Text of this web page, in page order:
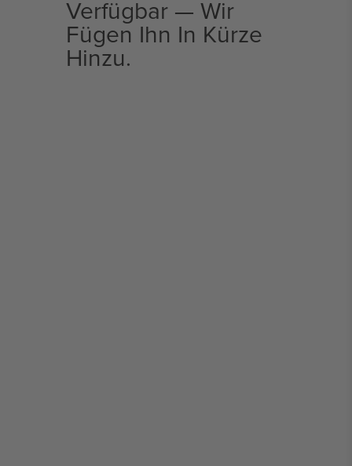
Verfügbar — Wir
Fügen Ihn In Kürze
Hinzu.